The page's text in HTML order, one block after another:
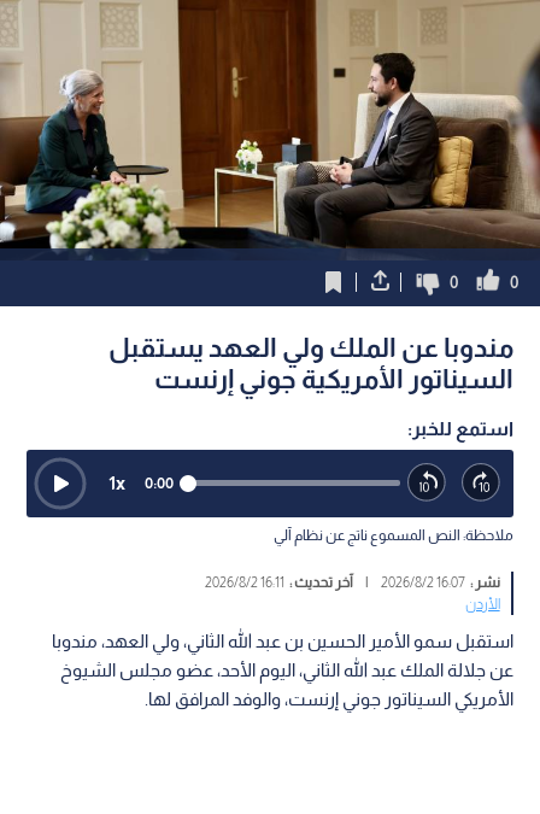
0
0
مندوبا عن الملك ولي العهد يستقبل
السيناتور الأمريكية جوني إرنست
استمع للخبر:
0:00
1x
ملاحظة: النص المسموع ناتج عن نظام آلي
نشر :16:07 2026/8/2
| آخر تحديث : 16:11 2026/8/2
الأردن
استقبل سمو الأمير الحسين بن عبد الله الثاني، ولي العهد، مندوبا
عن جلالة الملك عبد الله الثاني، اليوم الأحد، عضو مجلس الشيوخ
الأمريكي السيناتور جوني إرنست، والوفد المرافق لها.